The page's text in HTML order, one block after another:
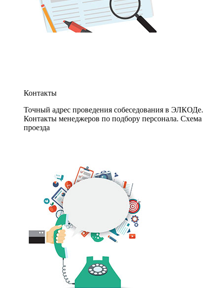
Контакты
Точный адрес проведения собеседования в ЭЛКОДе.
Контакты менеджеров по подбору персонала. Схема
проезда